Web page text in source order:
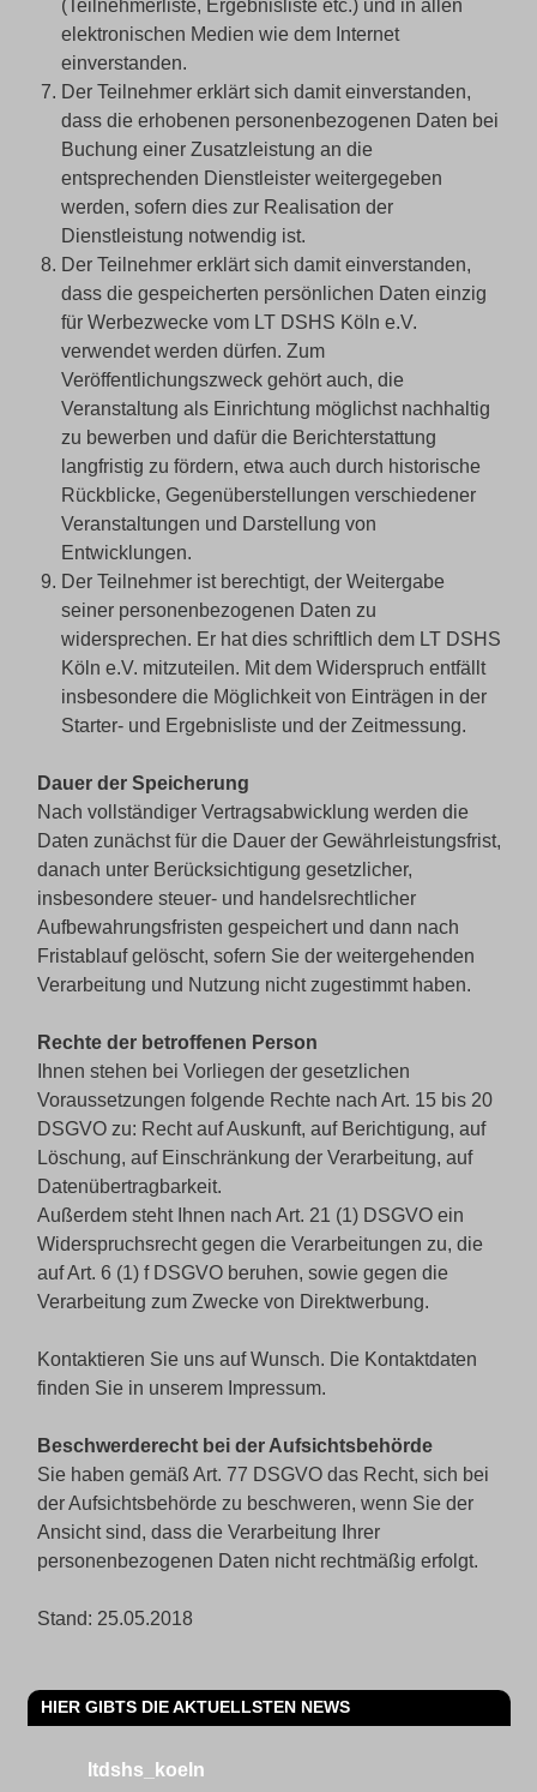
(Teilnehmerliste, Ergebnisliste etc.) und in allen
elektronischen Medien wie dem Internet
einverstanden.
Der Teilnehmer erklärt sich damit einverstanden,
dass die erhobenen personenbezogenen Daten bei
Buchung einer Zusatzleistung an die
entsprechenden Dienstleister weitergegeben
werden, sofern dies zur Realisation der
Dienstleistung notwendig ist.
Der Teilnehmer erklärt sich damit einverstanden,
dass die gespeicherten persönlichen Daten einzig
für Werbezwecke vom LT DSHS Köln e.V.
verwendet werden dürfen. Zum
Veröffentlichungszweck gehört auch, die
Veranstaltung als Einrichtung möglichst nachhaltig
zu bewerben und dafür die Berichterstattung
langfristig zu fördern, etwa auch durch historische
Rückblicke, Gegenüberstellungen verschiedener
Veranstaltungen und Darstellung von
Entwicklungen.
Der Teilnehmer ist berechtigt, der Weitergabe
seiner personenbezogenen Daten zu
widersprechen. Er hat dies schriftlich dem LT DSHS
Köln e.V. mitzuteilen. Mit dem Widerspruch entfällt
insbesondere die Möglichkeit von Einträgen in der
Starter- und Ergebnisliste und der Zeitmessung.
Dauer der Speicherung
Nach vollständiger Vertragsabwicklung werden die
Daten zunächst für die Dauer der Gewährleistungsfrist,
danach unter Berücksichtigung gesetzlicher,
insbesondere steuer- und handelsrechtlicher
Aufbewahrungsfristen gespeichert und dann nach
Fristablauf gelöscht, sofern Sie der weitergehenden
Verarbeitung und Nutzung nicht zugestimmt haben.
Rechte der betroffenen Person
Ihnen stehen bei Vorliegen der gesetzlichen
Voraussetzungen folgende Rechte nach Art. 15 bis 20
DSGVO zu: Recht auf Auskunft, auf Berichtigung, auf
Löschung, auf Einschränkung der Verarbeitung, auf
Datenübertragbarkeit.
Außerdem steht Ihnen nach Art. 21 (1) DSGVO ein
Widerspruchsrecht gegen die Verarbeitungen zu, die
auf Art. 6 (1) f DSGVO beruhen, sowie gegen die
Verarbeitung zum Zwecke von Direktwerbung.
Kontaktieren Sie uns auf Wunsch. Die Kontaktdaten
finden Sie in unserem Impressum.
Beschwerderecht bei der Aufsichtsbehörde
Sie haben gemäß Art. 77 DSGVO das Recht, sich bei
der Aufsichtsbehörde zu beschweren, wenn Sie der
Ansicht sind, dass die Verarbeitung Ihrer
personenbezogenen Daten nicht rechtmäßig erfolgt.
Stand: 25.05.2018
HIER GIBTS DIE AKTUELLSTEN NEWS
ltdshs_koeln